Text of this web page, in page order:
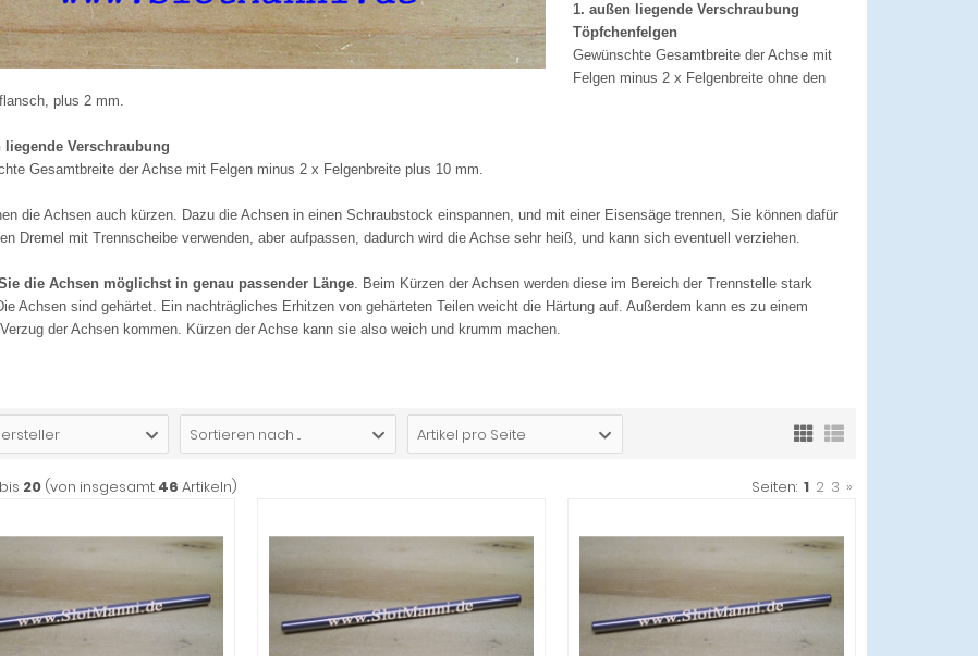
1. außen liegende Verschraubung
Töpfchenfelgen
Gewünschte Gesamtbreite der Achse mit
Felgen minus 2 x Felgenbreite ohne den
plus 2 mm.
liegende Verschraubung
Gesamtbreite der Achse mit Felgen minus 2 x Felgenbreite plus 10 mm.
die Achsen auch kürzen. Dazu die Achsen in einen Schraubstock einspannen, und mit einer Eisensäge trennen, Sie können dafür
Dremel mit Trennscheibe verwenden, aber aufpassen, dadurch wird die Achse sehr heiß, und kann sich eventuell verziehen.
die Achsen möglichst in genau passender Länge. Beim Kürzen der Achsen werden diese im Bereich der Trennstelle stark
Achsen sind gehärtet. Ein nachträgliches Erhitzen von gehärteten Teilen weicht die Härtung auf. Außerdem kann es zu einem
der Achsen kommen. Kürzen der Achse kann sie also weich und krumm machen.
Sortieren nach ... Artikel pro Seite
bis 20 (von insgesamt 46 Artikeln) Seiten: 1 2 3 »